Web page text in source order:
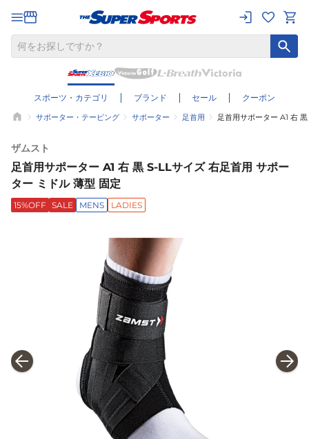
スポーツ・カテゴリ ブランド セール クーポン
サポーター・テーピング サポーター 足首用 足首用サポーター A1 右
ザムスト
足首用サポーター A1 右 黒 S-LLサイズ 右足首用 サポー
ター ミドル 薄型 固定
15%OFF SALE MENS LADIES